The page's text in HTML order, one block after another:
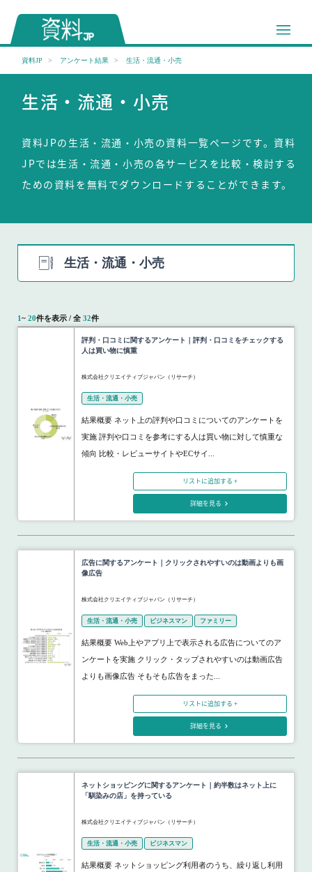
資料JP アンケート結果 生活・流通・小売
生活・流通・小売
資料JPの生活・流通・小売の資料一覧ページです。資料
JPでは生活・流通・小売の各サービスを比較・検討する
ための資料を無料でダウンロードすることができます。
生活・流通・小売
1~ 20件を表示 / 全 32件
評判・口コミに関するアンケート｜評判・口コミをチェックする
人は買い物に慎重
株式会社クリエイティブジャパン（リサーチ）
生活・流通・小売
結果概要 ネット上の評判や口コミについてのアンケートを
実施 評判や口コミを参考にする人は買い物に対して慎重な
傾向 比較・レビューサイトやECサイ...
リストに追加する +
詳細を見る
広告に関するアンケート｜クリックされやすいのは動画よりも画
像広告
株式会社クリエイティブジャパン（リサーチ）
生活・流通・小売 ビジネスマン ファミリー
結果概要 Web上やアプリ上で表示される広告についてのア
ンケートを実施 クリック・タップされやすいのは動画広告
よりも画像広告 そもそも広告をまった...
リストに追加する +
詳細を見る
ネットショッピングに関するアンケート｜約半数はネット上に
「馴染みの店」を持っている
株式会社クリエイティブジャパン（リサーチ）
生活・流通・小売 ビジネスマン
結果概要 ネットショッピング利用者のうち、繰り返し利用